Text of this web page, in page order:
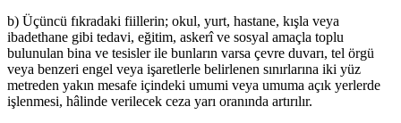
b) Üçüncü fıkradaki fiillerin; okul, yurt, hastane, kışla veya
ibadethane gibi tedavi, eğitim, askerî ve sosyal amaçla toplu
bulunulan bina ve tesisler ile bunların varsa çevre duvarı, tel örgü
veya benzeri engel veya işaretlerle belirlenen sınırlarına iki yüz
metreden yakın mesafe içindeki umumi veya umuma açık yerlerde
işlenmesi, hâlinde verilecek ceza yarı oranında artırılır.